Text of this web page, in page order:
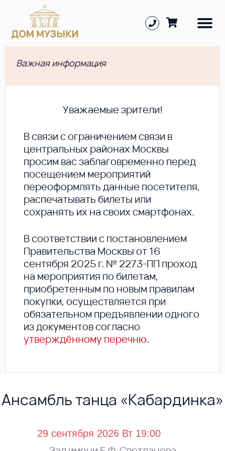
Важная информация
Уважаемые зрители!
В cвязи с ограничением связи в
центральных районах Москвы
просим вас заблаговременно перед
посещением мероприятий
переоформлять данные посетителя,
распечатывать билеты или
сохранять их на своих смартфонах.
В соответствии с постановлением
Правительства Москвы от 16
сентября 2025 г. № 2273-ПП проход
на мероприятия по билетам,
приобретенным по новым правилам
покупки, осуществляется при
обязательном предъявлении одного
из документов согласно
утверждённому перечню.
Ансамбль танца «Кабардинка»